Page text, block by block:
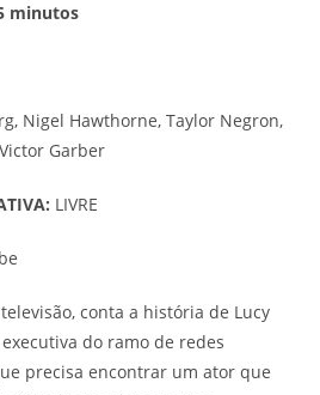
minutos
Nigel Hawthorne, Taylor Negron,
Garber
LIVRE
conta a história de Lucy
do ramo de redes
precisa encontrar um ator que